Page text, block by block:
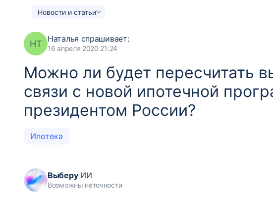
Новости и статьи
НТ Наталья спрашивает:
16 апреля 2020 21:24
Можно ли будет пересчитать
связи с новой ипотечной
президентом России?
Ипотека
ВыберуИИ
Возможны неточности